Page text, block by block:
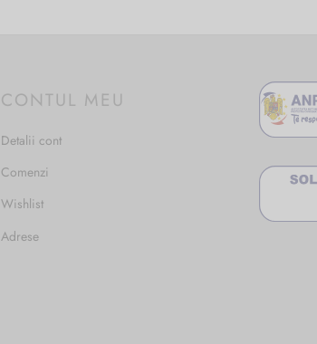
CONTUL MEU
Detalii cont
Comenzi
Wishlist
Adrese